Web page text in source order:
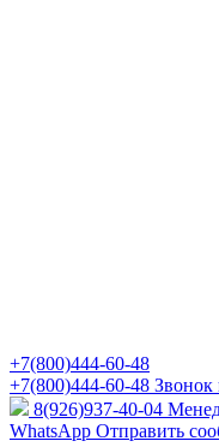
+7(800)444-60-48
+7(800)444-60-48 Звонок
8(926)937-40-04
WhatsApp Отправить